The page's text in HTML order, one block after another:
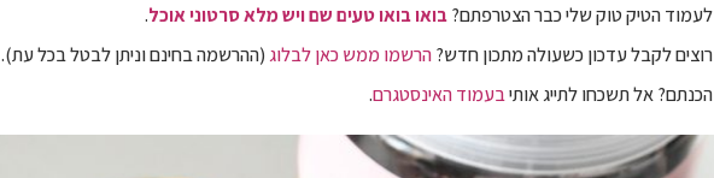
לעמוד הטיק טוק שלי כבר הצטרפתם?בואו בואו טעים שם ויש מלא סרטוני אוכל.
רוצים לקבל עדכון כשעולה מתכון חדש?הרשמו ממש כאן לבלוג(ההרשמה בחינם וניתן לבטל בכל עת).
הכנתם? אל תשכחו לתייג אותיבעמוד האינסטגרם.